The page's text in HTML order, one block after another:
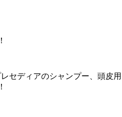
セディアのシャンプー、頭皮